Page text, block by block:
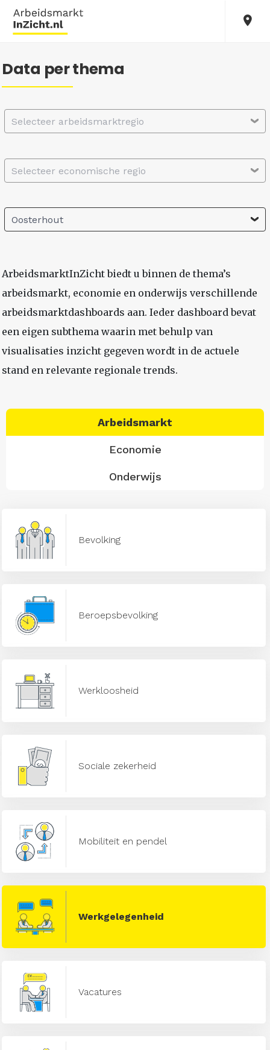
Data per thema
Selecteer arbeidsmarktregio
Selecteer economische regio
Oosterhout
ArbeidsmarktInZicht biedt u binnen de thema’s
arbeidsmarkt, economie en onderwijs verschillende
arbeidsmarktdashboards aan. Ieder dashboard bevat
een eigen subthema waarin met behulp van
visualisaties inzicht gegeven wordt in de actuele
stand en relevante regionale trends.
Arbeidsmarkt
Economie
Onderwijs
Bevolking
Beroepsbevolking
Werkloosheid
Sociale zekerheid
Mobiliteit en pendel
Werkgelegenheid
Vacatures